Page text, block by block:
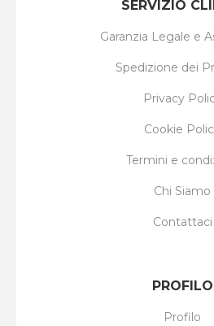
SERVIZIO
Garanzia Legale e
Spedizione dei
Privacy
Cookie
Termini e
Chi Siamo
Contattaci
PROFILO
Profilo